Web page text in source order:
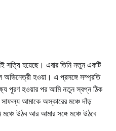
সত্যি হয়েছে। এবার তিনি নতুন একটি
হওয়া। এ প্রসঙ্গে সম্প্রতি
পূরণ হওয়ার পর আমি নতুন স্বপ্ন ঠিক
আমাকে অস্কারের মঞ্চে দাঁড়
উঠব আর আমার সঙ্গে মঞ্চে উঠবে